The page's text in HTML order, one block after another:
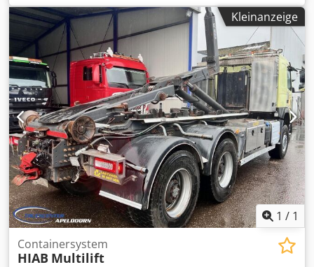
Ausschübe- Funktionstüchtig- ca 2000 Betriebsstunden
Cedpfx Alszbza Ts Serf
Kleinanzeige
1 / 1
Containersystem
HIAB Multilift